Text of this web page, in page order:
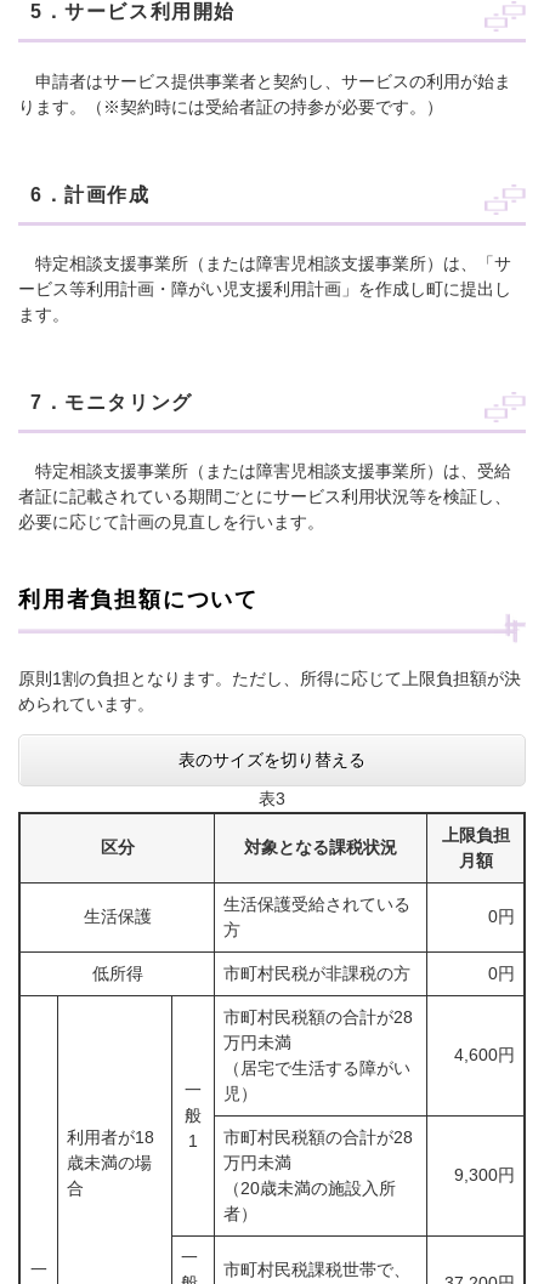
5．サービス利用開始
申請者はサービス提供事業者と契約し、サービスの利用が始ま
ります。（※契約時には受給者証の持参が必要です。）
6．計画作成
特定相談支援事業所（または障害児相談支援事業所）は、「サ
ービス等利用計画・障がい児支援利用計画」を作成し町に提出し
ます。
7．モニタリング
特定相談支援事業所（または障害児相談支援事業所）は、受給
者証に記載されている期間ごとにサービス利用状況等を検証し、
必要に応じて計画の見直しを行います。
利用者負担額について
原則1割の負担となります。ただし、所得に応じて上限負担額が決
められています。
表のサイズを切り替える
表3
区分 対象となる課税状況
上限負担
月額
生活保護
生活保護受給されている
方
0円
低所得 市町村民税が非課税の方 0円
一
利用者が18
歳未満の場
合
一
般
1
市町村民税額の合計が28
万円未満
（居宅で生活する障がい
児）
4,600円
市町村民税額の合計が28
万円未満
（20歳未満の施設入所
者）
9,300円
一
市町村民税課税世帯で、